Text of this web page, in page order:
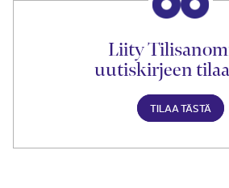
Liity
uutiskirjeen
TILAA TÄSTÄ